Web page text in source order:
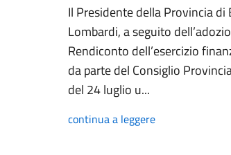
Il Presidente della Provincia
Lombardi, a seguito
Rendiconto dell’esercizio
da parte del Consiglio
del 24 luglio u...
continua a leggere